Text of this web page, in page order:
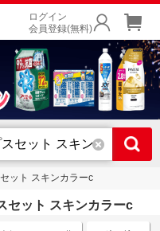
ログイン
会員登録(無料)
ット スキンカラーc
セット スキンカラーc